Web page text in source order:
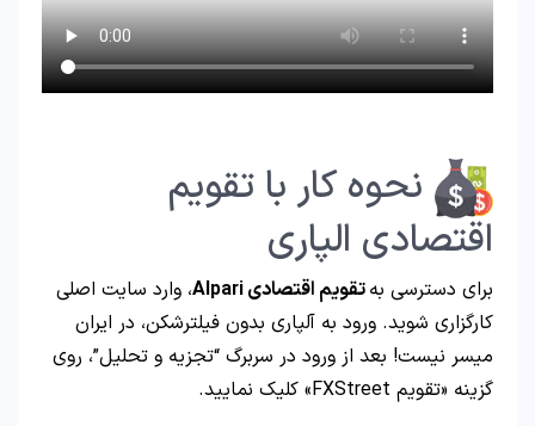
نحوه کار با تقویم
اقتصادی الپاری
برای دسترسی بهتقویم اقتصادی Alpari
، وارد سایت اصلی
کارگزاری شوید. ورود به آلپاری بدون فیلترشکن، در ایران
میسر نیست! بعد از ورود در سربرگ “تجزیه و تحلیل”، روی
گزینه «تقویم FXStreet» کلیک نمایید.